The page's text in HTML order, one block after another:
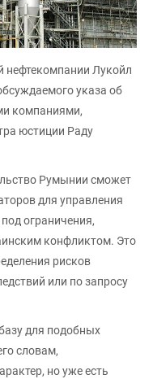
нефтекомпании Лукойл
указа об
компаниями,
юстиции Раду
Румынии сможет
для управления
ограничения,
конфликтом. Это
рисков
или по запросу
для подобных
словам,
но уже есть